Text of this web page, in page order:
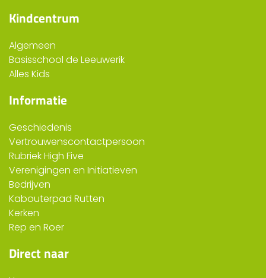
Kindcentrum
Algemeen
Basisschool de Leeuwerik
Alles Kids
Informatie
Geschiedenis
Vertrouwenscontactpersoon
Rubriek High Five
Verenigingen en Initiatieven
Bedrijven
Kabouterpad Rutten
Kerken
Rep en Roer
Direct naar